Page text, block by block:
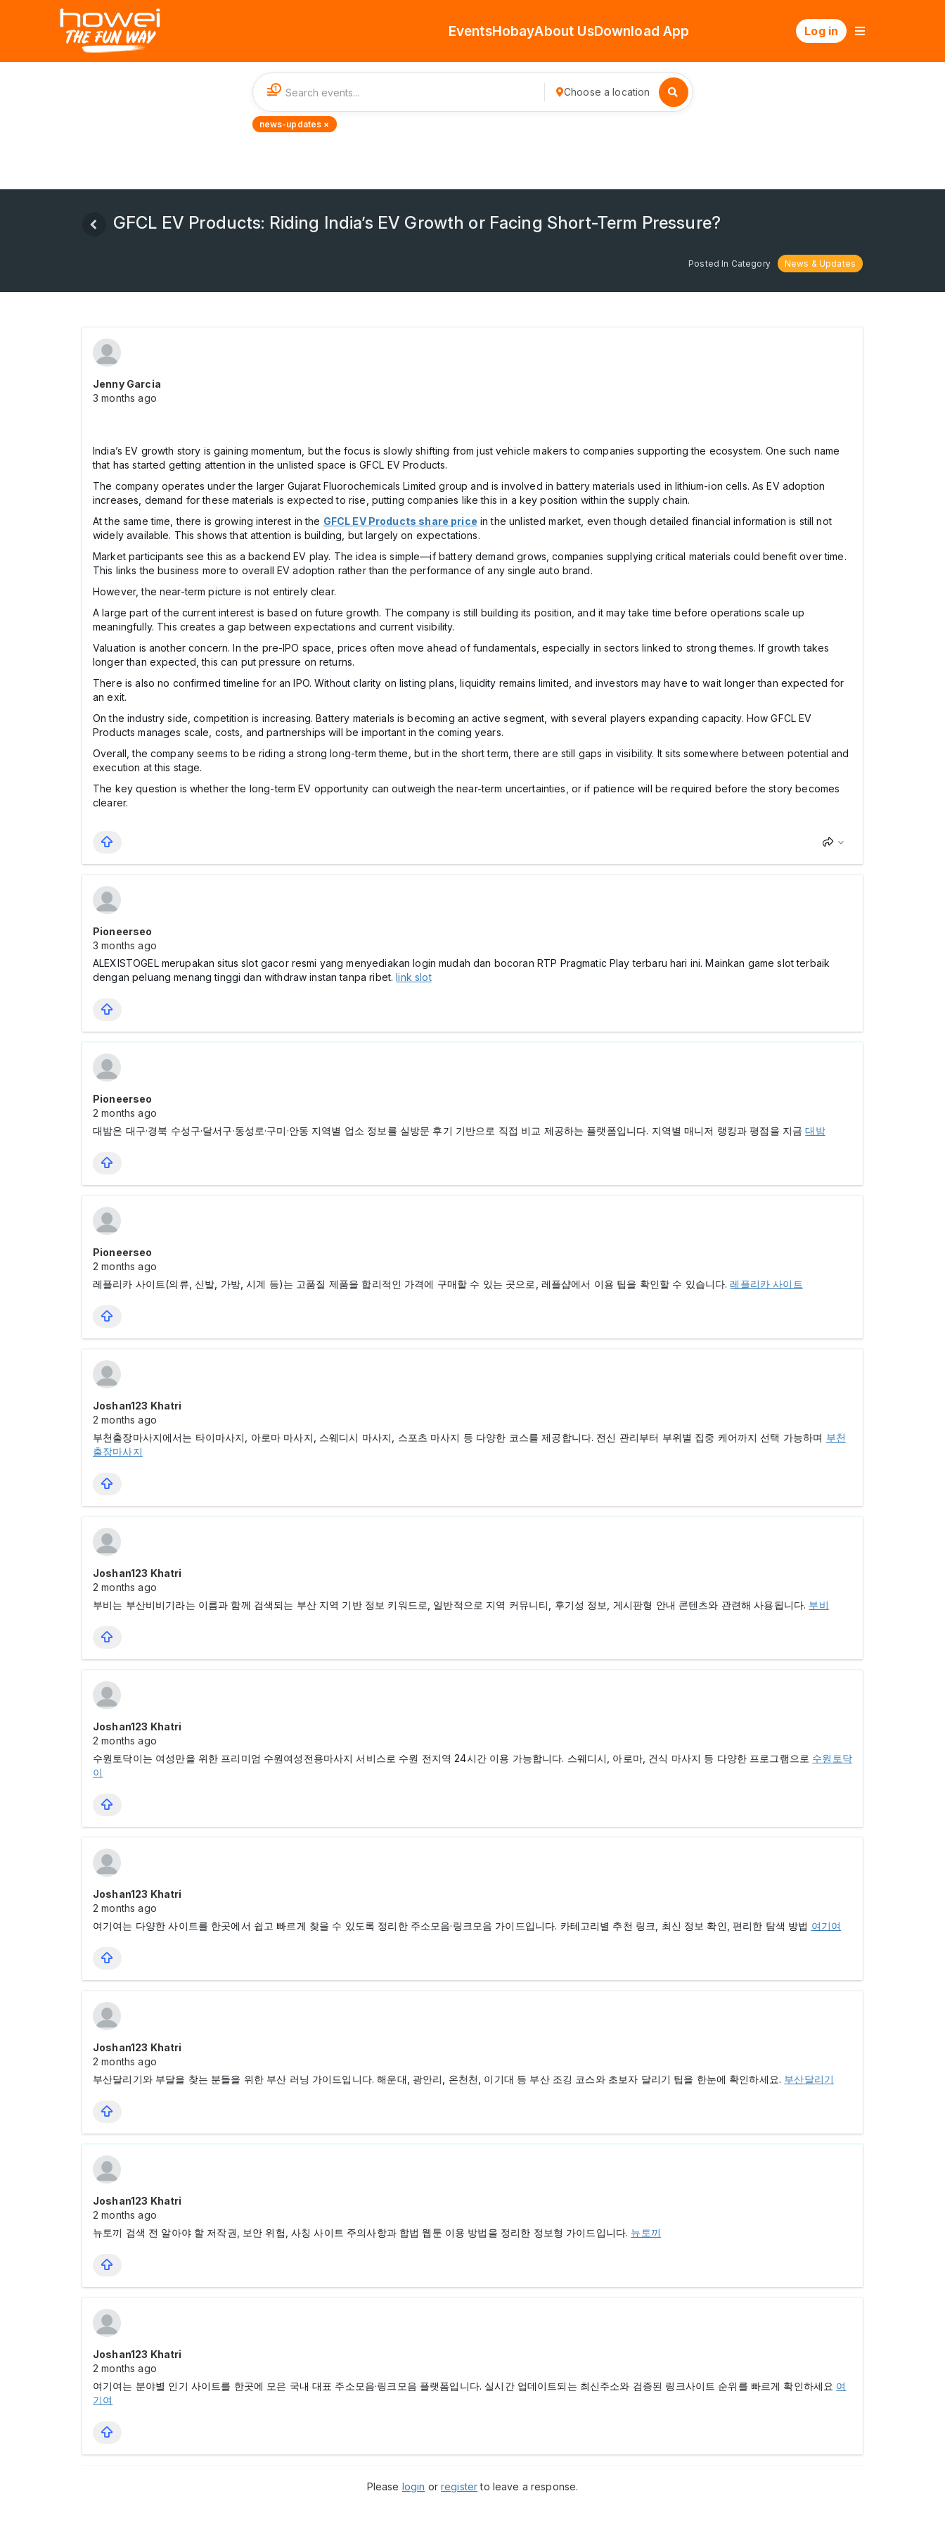
EventsHobayAbout UsDownload App Log in
1 Choose a location
news-updates ×
GFCL EV Products: Riding India’s EV Growth or Facing Short-Term Pressure?
Posted In Category News & Updates
Jenny Garcia
3 months ago
India’s EV growth story is gaining momentum, but the focus is slowly shifting from just vehicle makers to companies supporting the ecosystem. One such name
that has started getting attention in the unlisted space is GFCL EV Products.
The company operates under the larger Gujarat Fluorochemicals Limited group and is involved in battery materials used in lithium-ion cells. As EV adoption
increases, demand for these materials is expected to rise, putting companies like this in a key position within the supply chain.
At the same time, there is growing interest in the GFCL EV Products share price in the unlisted market, even though detailed financial information is still not
widely available. This shows that attention is building, but largely on expectations.
Market participants see this as a backend EV play. The idea is simple—if battery demand grows, companies supplying critical materials could benefit over time.
This links the business more to overall EV adoption rather than the performance of any single auto brand.
However, the near-term picture is not entirely clear.
A large part of the current interest is based on future growth. The company is still building its position, and it may take time before operations scale up
meaningfully. This creates a gap between expectations and current visibility.
Valuation is another concern. In the pre-IPO space, prices often move ahead of fundamentals, especially in sectors linked to strong themes. If growth takes
longer than expected, this can put pressure on returns.
There is also no confirmed timeline for an IPO. Without clarity on listing plans, liquidity remains limited, and investors may have to wait longer than expected for
an exit.
On the industry side, competition is increasing. Battery materials is becoming an active segment, with several players expanding capacity. How GFCL EV
Products manages scale, costs, and partnerships will be important in the coming years.
Overall, the company seems to be riding a strong long-term theme, but in the short term, there are still gaps in visibility. It sits somewhere between potential and
execution at this stage.
The key question is whether the long-term EV opportunity can outweigh the near-term uncertainties, or if patience will be required before the story becomes
clearer.
Pioneerseo
3 months ago
ALEXISTOGEL merupakan situs slot gacor resmi yang menyediakan login mudah dan bocoran RTP Pragmatic Play terbaru hari ini. Mainkan game slot terbaik
dengan peluang menang tinggi dan withdraw instan tanpa ribet.link slot
Pioneerseo
2 months ago
대밤은 대구·경북 수성구·달서구·동성로·구미·안동 지역별 업소 정보를 실방문 후기 기반으로 직접 비교 제공하는 플랫폼입니다. 지역별 매니저 랭킹과 평점을 지금대밤
Pioneerseo
2 months ago
레플리카 사이트(의류, 신발, 가방, 시계 등)는 고품질 제품을 합리적인 가격에 구매할 수 있는 곳으로, 레플샵에서 이용 팁을 확인할 수 있습니다.레플리카 사이트
Joshan123 Khatri
2 months ago
부천출장마사지에서는 타이마사지, 아로마 마사지, 스웨디시 마사지, 스포츠 마사지 등 다양한 코스를 제공합니다. 전신 관리부터 부위별 집중 케어까지 선택 가능하며 부천
출장마사지
Joshan123 Khatri
2 months ago
부비는 부산비비기라는 이름과 함께 검색되는 부산 지역 기반 정보 키워드로, 일반적으로 지역 커뮤니티, 후기성 정보, 게시판형 안내 콘텐츠와 관련해 사용됩니다. 부비
Joshan123 Khatri
2 months ago
수원토닥이는 여성만을 위한 프리미엄 수원여성전용마사지 서비스로 수원 전지역 24시간 이용 가능합니다. 스웨디시, 아로마, 건식 마사지 등 다양한 프로그램으로 수원토닥
이
Joshan123 Khatri
2 months ago
여기여는 다양한 사이트를 한곳에서 쉽고 빠르게 찾을 수 있도록 정리한 주소모음·링크모음 가이드입니다. 카테고리별 추천 링크, 최신 정보 확인, 편리한 탐색 방법 여기여
Joshan123 Khatri
2 months ago
부산달리기와 부달을 찾는 분들을 위한 부산 러닝 가이드입니다. 해운대, 광안리, 온천천, 이기대 등 부산 조깅 코스와 초보자 달리기 팁을 한눈에 확인하세요. 부산달리기
Joshan123 Khatri
2 months ago
뉴토끼 검색 전 알아야 할 저작권, 보안 위험, 사칭 사이트 주의사항과 합법 웹툰 이용 방법을 정리한 정보형 가이드입니다. 뉴토끼
Joshan123 Khatri
2 months ago
여기여는 분야별 인기 사이트를 한곳에 모은 국내 대표 주소모음·링크모음 플랫폼입니다. 실시간 업데이트되는 최신주소와 검증된 링크사이트 순위를 빠르게 확인하세요 여
기여
Please login orregisterto leave a response.